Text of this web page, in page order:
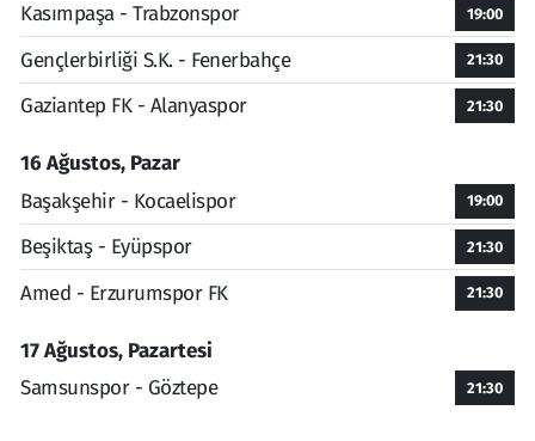
Kasımpaşa - Trabzonspor 19:00
Gençlerbirliği S.K. - Fenerbahçe 21:30
Gaziantep FK - Alanyaspor 21:30
16 Ağustos, Pazar
Başakşehir - Kocaelispor
19:00
Beşiktaş - Eyüpspor 21:30
Amed - Erzurumspor FK 21:30
17 Ağustos, Pazartesi
Samsunspor - Göztepe
21:30